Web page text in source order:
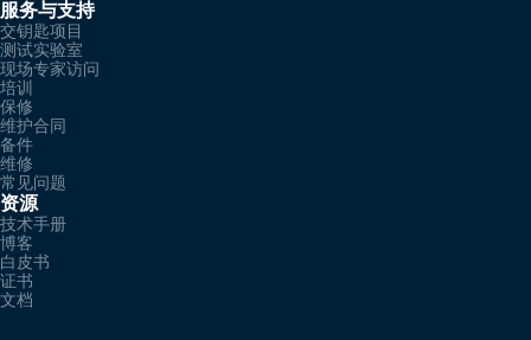
服务与支持
交钥匙项目
测试实验室
现场专家访问
培训
保修
维护合同
备件
维修
常见问题
资源
技术手册
博客
白皮书
证书
文档